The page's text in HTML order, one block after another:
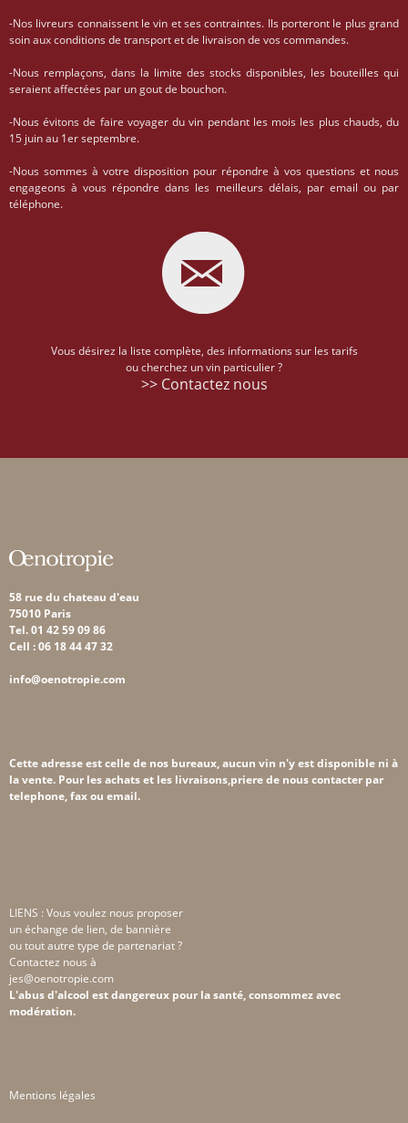
-Nos livreurs connaissent le vin et ses contraintes. Ils porteront le plus grand
soin aux conditions de transport et de livraison de vos commandes.
-Nous remplaçons, dans la limite des stocks disponibles, les bouteilles qui
seraient affectées par un gout de bouchon.
-Nous évitons de faire voyager du vin pendant les mois les plus chauds, du
15 juin au 1er septembre.
-Nous sommes à votre disposition pour répondre à vos questions et nous
engageons à vous répondre dans les meilleurs délais, par email ou par
téléphone.
Vous désirez la liste complète, des informations sur les tarifs
ou cherchez un vin particulier ?
>> Contactez nous
58 rue du chateau d'eau
75010 Paris
Tel. 01 42 59 09 86
Cell : 06 18 44 47 32
info@oenotropie.com
Cette adresse est celle de nos bureaux, aucun vin n'y est disponible ni à
la vente. Pour les achats et les livraisons,priere de nous contacter par
telephone, fax ou email.
LIENS : Vous voulez nous proposer
un échange de lien, de bannière
ou tout autre type de partenariat ?
Contactez nous à
jes@oenotropie.com
L'abus d'alcool est dangereux pour la santé, consommez avec
modération.
Mentions légales